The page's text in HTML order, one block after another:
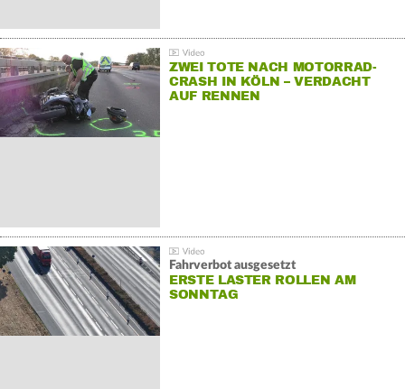
ZWEI TOTE NACH MOTORRAD-
CRASH IN KÖLN – VERDACHT
AUF RENNEN
Fahrverbot ausgesetzt
ERSTE LASTER ROLLEN AM
SONNTAG